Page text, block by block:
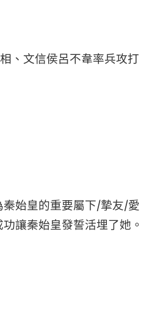
、文信侯呂不韋率兵攻打
始皇的重要屬下/摯友/愛
讓秦始皇發誓活埋了她。